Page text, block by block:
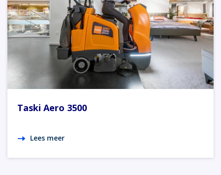
Taski Aero 3500
Lees meer